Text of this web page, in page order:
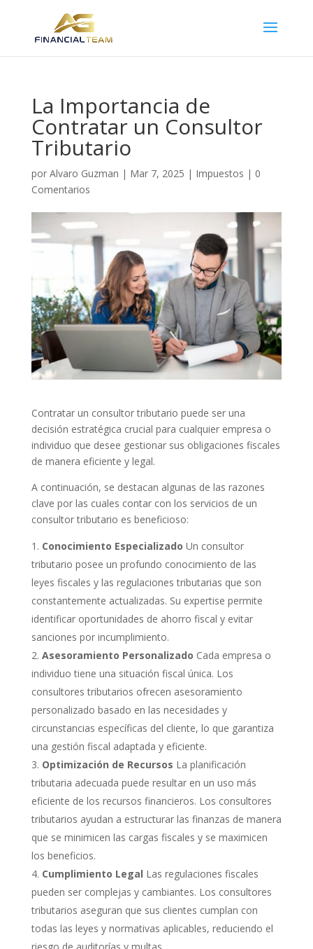
La Importancia de
Contratar un Consultor
Tributario
por Alvaro Guzman | Mar 7, 2025 | Impuestos | 0
Comentarios
Contratar un consultor tributario puede ser una
decisión estratégica crucial para cualquier empresa o
individuo que desee gestionar sus obligaciones fiscales
de manera eficiente y legal.
A continuación, se destacan algunas de las razones
clave por las cuales contar con los servicios de un
consultor tributario es beneficioso:
Conocimiento Especializado Un consultor
tributario posee un profundo conocimiento de las
leyes fiscales y las regulaciones tributarias que son
constantemente actualizadas. Su expertise permite
identificar oportunidades de ahorro fiscal y evitar
sanciones por incumplimiento.
Asesoramiento Personalizado Cada empresa o
individuo tiene una situación fiscal única. Los
consultores tributarios ofrecen asesoramiento
personalizado basado en las necesidades y
circunstancias específicas del cliente, lo que garantiza
una gestión fiscal adaptada y eficiente.
Optimización de Recursos La planificación
tributaria adecuada puede resultar en un uso más
eficiente de los recursos financieros. Los consultores
tributarios ayudan a estructurar las finanzas de manera
que se minimicen las cargas fiscales y se maximicen
los beneficios.
Cumplimiento Legal Las regulaciones fiscales
pueden ser complejas y cambiantes. Los consultores
tributarios aseguran que sus clientes cumplan con
todas las leyes y normativas aplicables, reduciendo el